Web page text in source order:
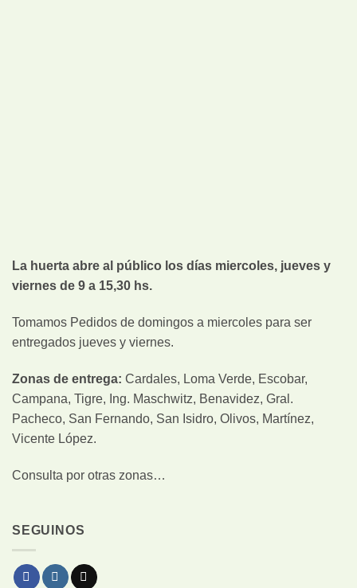
La huerta abre al público los días miercoles, jueves y
viernes de 9 a 15,30 hs.
Tomamos Pedidos de domingos a miercoles para ser
entregados jueves y viernes.
Zonas de entrega: Cardales, Loma Verde, Escobar,
Campana, Tigre, Ing. Maschwitz, Benavidez, Gral.
Pacheco, San Fernando, San Isidro, Olivos, Martínez,
Vicente López.
Consulta por otras zonas…
SEGUINOS